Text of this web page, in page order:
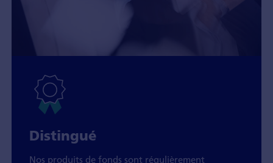
Distingué
Nos produits de fonds sont régulièrement